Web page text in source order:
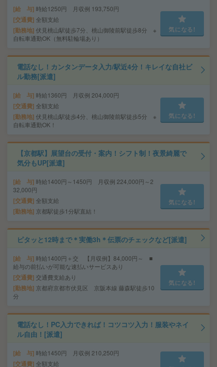
給 与 時給1250円 月収例 193,750円
交通費 全額支給
勤務地 伏見桃山駅徒歩7分、桃山御陵前駅徒歩8分 ※
自転車通勤OK（無料駐輪場あり）
気になる!
電話なし！カンタンデータ入力/駅近4分！キレイな自社ビ
ル勤務[派遣]
給 与 時給1360円 月収例 204,000円
交通費 全額支給
勤務地 伏見桃山駅徒歩4分、桃山御陵前駅徒歩5分 ※
自転車通勤OK！
気になる!
【京都駅】展望台の受付・案内！シフト制！夜景綺麗で
気分もUP[派遣]
給 与 時給1400円～1450円 月収例 224,000円～2
32,000円
交通費 全額支給
勤務地 京都駅徒歩1分駅直結！
気になる!
ピタッと12時まで＊実働3h＊伝票のチェックなど[派遣]
給 与 時給1400円＋交 【月収例】84,000円～ ■
給与の前払いが可能な速払いサービスあり
交通費 交通費支給あり
勤務地 京都府京都市伏見区 京阪本線 藤森駅徒歩10
分
気になる!
電話なし！PC入力できれば！コツコツ入力！服装やネイ
ル自由！[派遣]
給 与 時給1450円 月収例 210,250円
交通費 全額支給